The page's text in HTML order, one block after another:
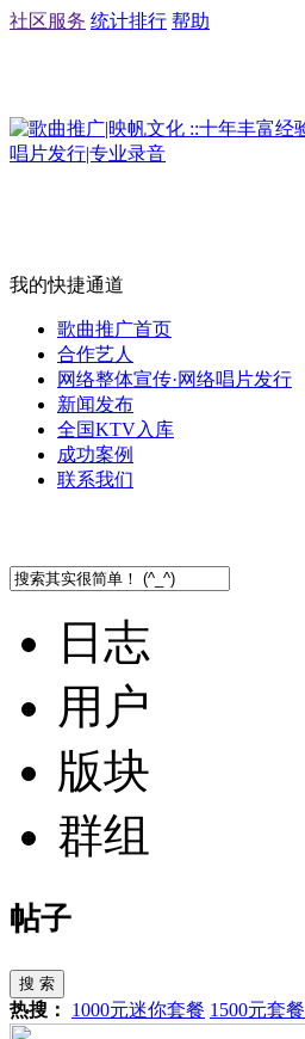
社区服务 统计排行 帮助
我的快捷通道
歌曲推广首页
合作艺人
网络整体宣传·网络唱片发行
新闻发布
全国KTV入库
成功案例
联系我们
日志
用户
版块
群组
帖子
搜 索
热搜： 1000元迷你套餐 1500元套餐